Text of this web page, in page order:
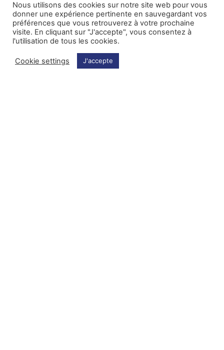
​Lubomyr Melnyk :
le piano ou la vie
La magie Meredith
Nous utilisons des cookies sur notre site web pour vous
donner une expérience pertinente en sauvegardant vos
préférences que vous retrouverez à votre prochaine
visite. En cliquant sur "J'accepte", vous consentez à
l'utilisation de tous les cookies.
Cookie settings J'accepte